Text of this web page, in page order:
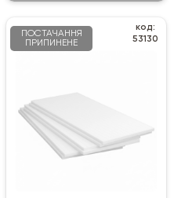
ПОСТАЧАННЯ
ПРИПИНЕНЕ
код:
53130